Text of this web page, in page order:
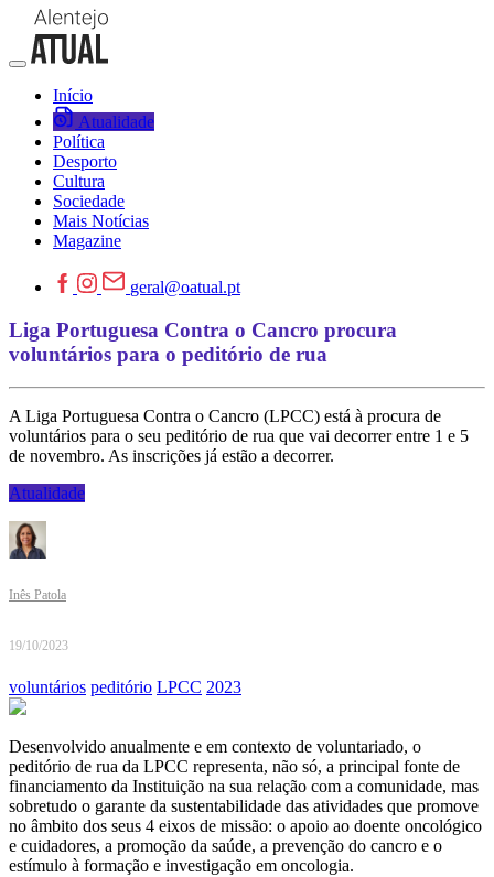
Início
Atualidade
Política
Desporto
Cultura
Sociedade
Mais Notícias
Magazine
geral@oatual.pt
Liga Portuguesa Contra o Cancro procura
voluntários para o peditório de rua
A Liga Portuguesa Contra o Cancro (LPCC) está à procura de
voluntários para o seu peditório de rua que vai decorrer entre 1 e 5
de novembro. As inscrições já estão a decorrer.
Atualidade
Inês Patola
19/10/2023
voluntários peditório LPCC 2023
Desenvolvido anualmente e em contexto de voluntariado, o
peditório de rua da LPCC representa, não só, a principal fonte de
financiamento da Instituição na sua relação com a comunidade, mas
sobretudo o garante da sustentabilidade das atividades que promove
no âmbito dos seus 4 eixos de missão: o apoio ao doente oncológico
e cuidadores, a promoção da saúde, a prevenção do cancro e o
estímulo à formação e investigação em oncologia.